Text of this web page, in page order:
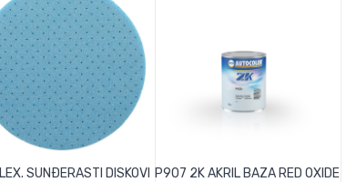
SUNÐERASTI DISKOVI P907 2K AKRIL BAZA RED OXIDE